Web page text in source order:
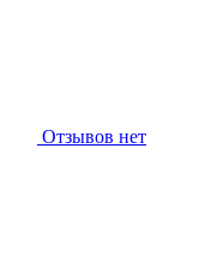
Отзывов нет